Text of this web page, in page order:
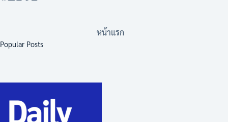
หน้าแรก
Popular Posts